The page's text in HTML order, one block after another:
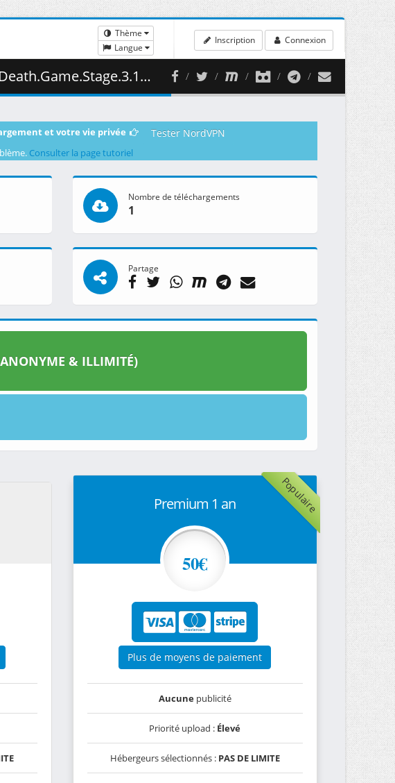
Thème
Langue
Inscription Connexion
VARYG.mkv.003 ( 335.45 MB )
et votre vie privée Tester NordVPN
Consulter la page tutoriel
Nombre de téléchargements
1
Partage
& ILLIMITÉ)
Populaire
Premium 1 an
50€
Plus de moyens de paiement
Aucunepublicité
Priorité upload : Élevé
Hébergeurs sélectionnés : PAS DE LIMITE